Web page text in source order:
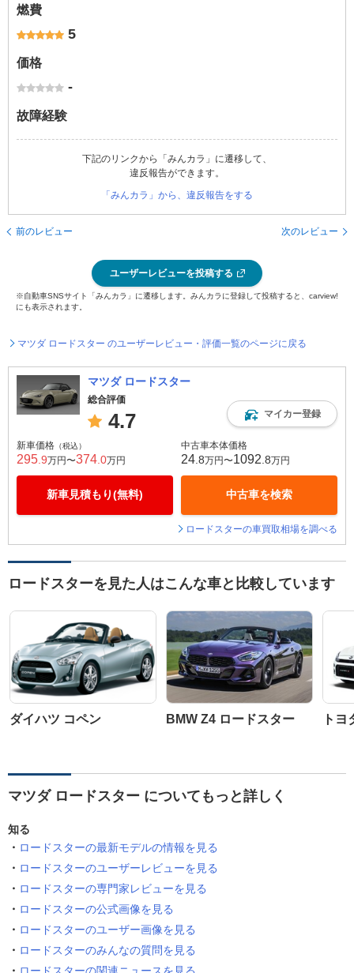
燃費
5
価格
-
故障経験
下記のリンクから「みんカラ」に遷移して、
違反報告ができます。
「みんカラ」から、違反報告をする
前のレビュー 次のレビュー
ユーザーレビューを投稿する
※自動車SNSサイト「みんカラ」に遷移します。みんカラに登録して投稿すると、carview!
にも表示されます。
マツダ ロードスター のユーザーレビュー・評価一覧のページに戻る
マツダ ロードスター
総合評価
4.7 マイカー登録
新車価格 （税込）
295 .9万円〜374 .0万円
新車見積もり(無料)
中古車本体価格
24 .8万円〜1092 .8万円
中古車を検索
ロードスターの車買取相場を調べる
ロードスターを見た人はこんな車と比較しています
ダイハツ コペン BMW Z4 ロードスター トヨ
マツダ ロードスター についてもっと詳しく
知る
ロードスターの最新モデルの情報を見る
ロードスターのユーザーレビューを見る
ロードスターの専門家レビューを見る
ロードスターの公式画像を見る
ロードスターのユーザー画像を見る
ロードスターのみんなの質問を見る